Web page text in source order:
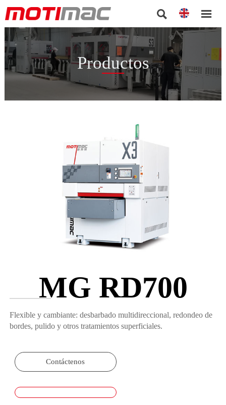
 
Productos
MG RD700
Flexible y cambiante: desbarbado multidireccional, redondeo de
bordes, pulido y otros tratamientos superficiales.
Contáctenos